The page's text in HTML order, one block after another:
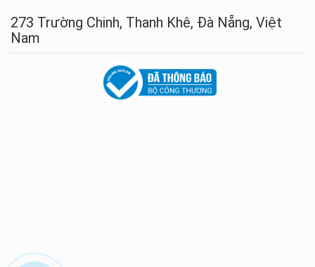
273 Trường Chinh, Thanh Khê, Đà Nẵng, Việt
Nam